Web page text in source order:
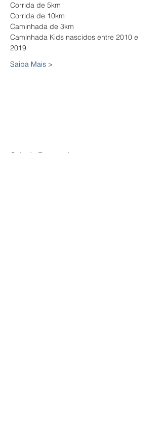
Corrida de 5km
Corrida de 10km
Caminhada de 3km
Caminhada Kids nascidos entre 2010 e
2019
Saiba Mais >
Guia de Fornecedores